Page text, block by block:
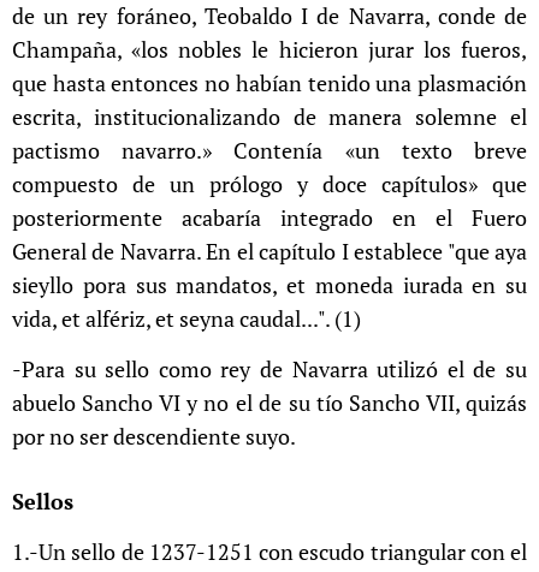
de un rey foráneo, Teobaldo I de Navarra, conde de
Champaña, «los nobles le hicieron jurar los fueros,
que hasta entonces no habían tenido una plasmación
escrita, institucionalizando de manera solemne el
pactismo navarro.» Contenía «un texto breve
compuesto de un prólogo y doce capítulos» que
posteriormente acabaría integrado en el Fuero
General de Navarra. En el capítulo I establece "que aya
sieyllo pora sus mandatos, et moneda iurada en su
vida, et alfériz, et seyna caudal...". (1)
-Para su sello como rey de Navarra utilizó el de su
abuelo Sancho VI y no el de su tío Sancho VII, quizás
por no ser descendiente suyo.
Sellos
1.-Un sello de 1237-1251 con escudo triangular con el